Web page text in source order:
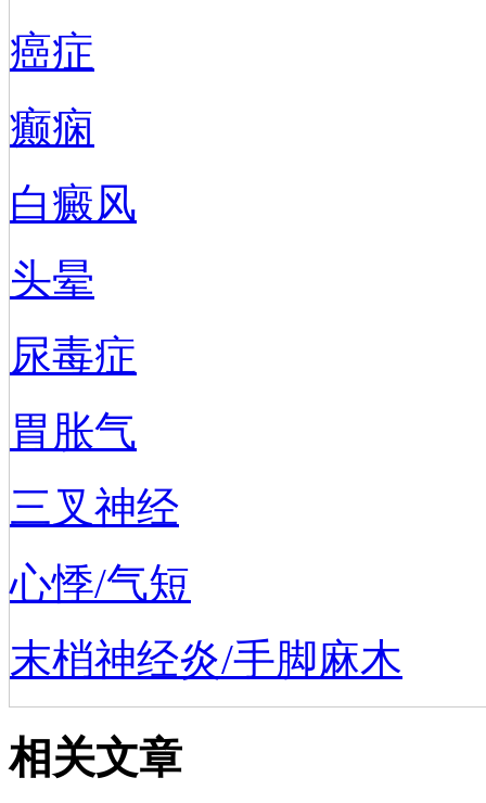
癌症
癫痫
白癜风
头晕
尿毒症
胃胀气
三叉神经
心悸/气短
末梢神经炎/手脚麻木
相关文章